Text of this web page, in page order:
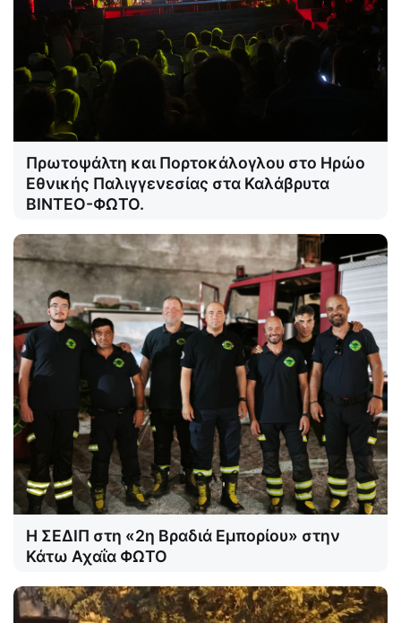
Πρωτοψάλτη και Πορτοκάλογλου στο Ηρώο
Εθνικής Παλιγγενεσίας στα Καλάβρυτα
ΒΙΝΤΕΟ-ΦΩΤΟ.
Η ΣΕΔΙΠ στη «2η Βραδιά Εμπορίου» στην
Κάτω Αχαΐα ΦΩΤΟ